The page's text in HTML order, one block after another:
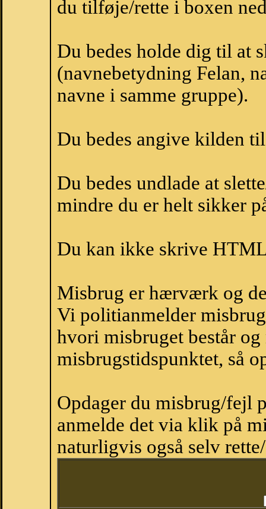
du tilføje/rette i boxen
Du bedes holde dig til at
(navnebetydning Felan,
navne i samme gruppe).
Du bedes angive kilden
Du bedes undlade at
mindre du er helt sikker
Du kan ikke skrive
Misbrug er hærværk og
Vi politianmelder
hvori misbruget består
misbrugstidspunktet, så
Opdager du misbrug/fejl
anmelde det via klik på
naturligvis også selv